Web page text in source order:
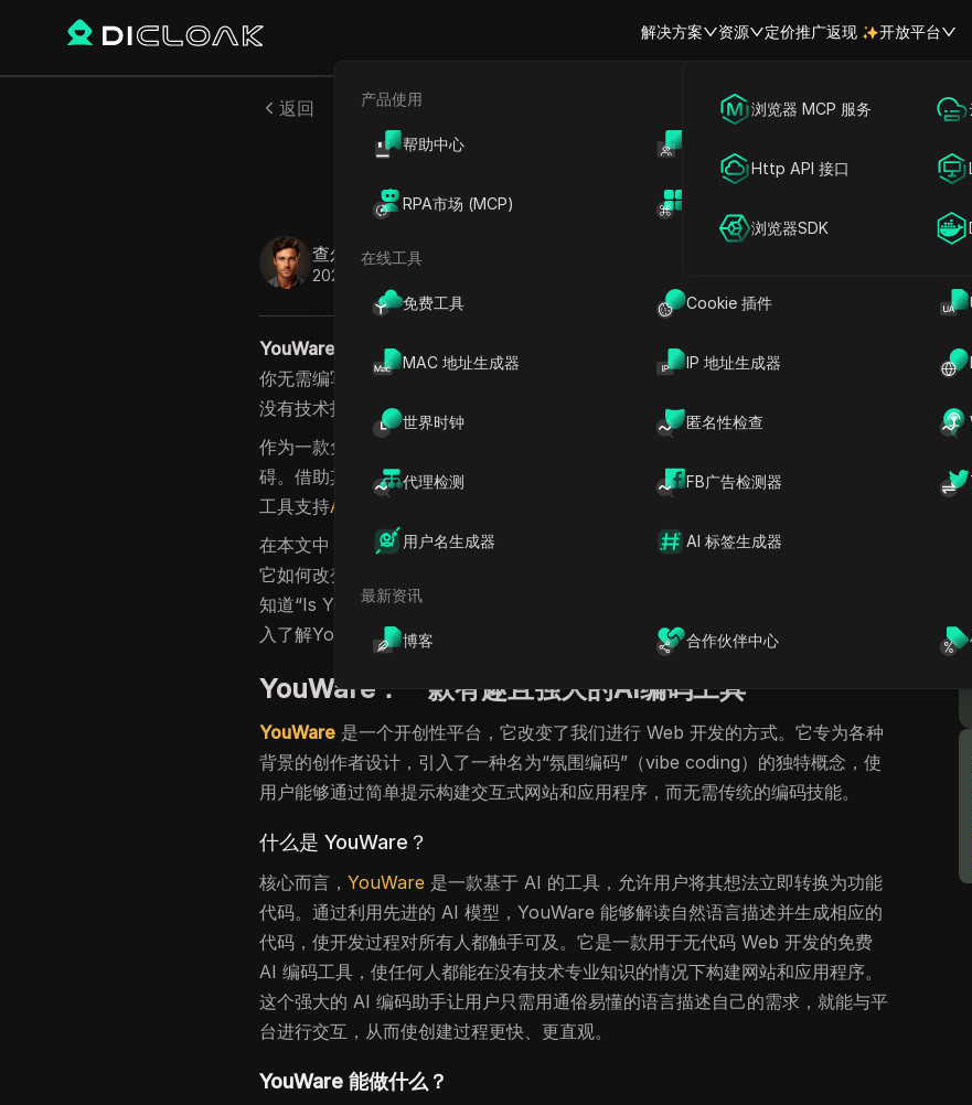
解决方案
海外社媒营销
广告投放
账号共享
资源
产品使用
帮助中心
RPA市场 (MCP)
在线工具
免费工具 Cookie 插件
MAC 地址生成器 IP 地址生成器
世界时钟 匿名性检查
代理检测 FB广告检测器
用户名生成器 AI 标签生成器
最新资讯
博客 合作伙伴中心
定价推广返现 开放平台
浏览器 MCP 服务
Http API 接口
浏览器SDK
返回
YouWare 2025 评测：用于轻松创建网
免费 AI 编码工具
查尔斯·马丁内斯
2025年9月
YouWare 是一款为初学者和有经验的用户打造的颠覆性工具。这个强大的平台让
你无需编写任何代码就能投身
世界。无论你是设计师、企业家，还是想在
没有技术技能的情况下搭建网站的人，YouWare都能让你实现目标。
作为一款免费的无代码Web开发AI工具，YouWare消除了传统编码通常存在的障
碍。借助其直观的界面，用户只需与AI交互就能创建复杂的网站和应用程序。该
工具支持AI编码助手
在本文中，我们将探讨YouWare的独特功能、它在市场中脱颖而出的原因，以及
它如何改变人们进行网站开发的方式。无论你是想问“什么是YouWare？”还是想
知道“Is YouWare free?”，我们都会解答你所有的问题以及更多疑问。让我们深
入了解YouWare如何彻底改变无代码Web开发。
YouWare：一款有趣且强大的AI编码工具
YouWare 是一个开创性平台，它改变了我们进行 Web 开发的方式。它专为各种
背景的创作者设计，引入了一种名为“氛围编码”（vibe coding）的独特概念，使
用户能够通过简单提示构建交互式网站和应用程序，而无需传统的编码技能。
什么是 YouWare？
核心而言，YouWare 是一款基于 AI 的工具，允许用户将其想法立即转换为功能
代码。通过利用先进的 AI 模型，YouWare 能够解读自然语言描述并生成相应的
代码，使开发过程对所有人都触手可及。它是一款用于无代码 Web 开发的免费
AI 编码工具，使任何人都能在没有技术专业知识的情况下构建网站和应用程序。
这个强大的 AI 编码助手让用户只需用通俗易懂的语言描述自己的需求，就能与平
台进行交互，从而使创建过程更快、更直观。
YouWare 能做什么？